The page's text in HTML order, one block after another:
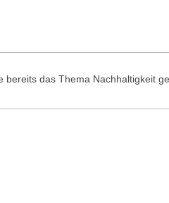
bereits das Thema Nachhaltigkeit